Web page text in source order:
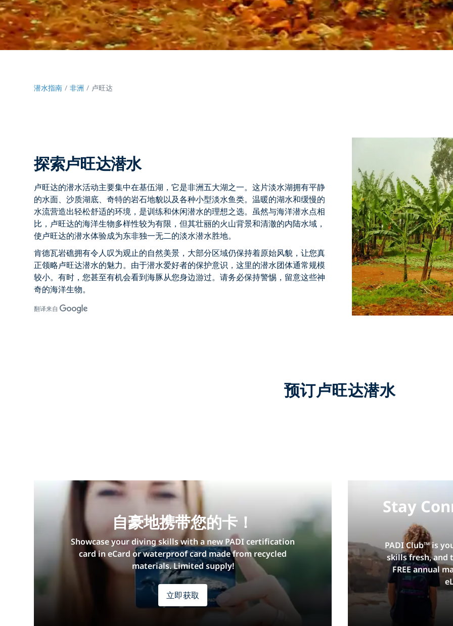
潜水指南 非洲 卢旺达
探索卢旺达潜水
卢旺达的潜水活动主要集中在基伍湖，它是非洲五大湖之一。这片淡水湖拥有平静
的水面、沙质湖底、奇特的岩石地貌以及各种小型淡水鱼类。温暖的湖水和缓慢的
水流营造出轻松舒适的环境，是训练和休闲潜水的理想之选。虽然与海洋潜水点相
比，卢旺达的海洋生物多样性较为有限，但其壮丽的火山背景和清澈的内陆水域，
使卢旺达的潜水体验成为东非独一无二的淡水潜水胜地。
肯德瓦岩礁拥有令人叹为观止的自然美景，大部分区域仍保持着原始风貌，让您真
正领略卢旺达潜水的魅力。由于潜水爱好者的保护意识，这里的潜水团体通常规模
较小。有时，您甚至有机会看到海豚从您身边游过。请务必保持警惕，留意这些神
奇的海洋生物。
翻译来自
预订卢旺达潜水
自豪地携带您的卡！
Showcase your diving skills with a new PADI certification
card in eCard or waterproof card made from recycled
materials. Limited supply!
立即获取
Stay
PADI Club™ is
skills fresh, and
FREE annual